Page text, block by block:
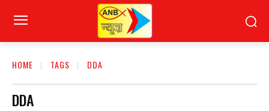
HOME TAGS DDA
DDA